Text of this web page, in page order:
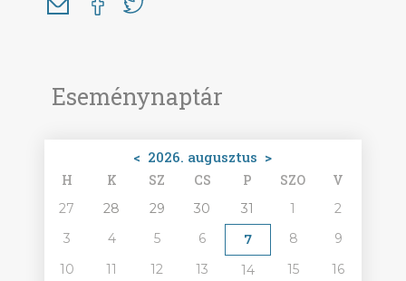
Eseménynaptár
< 2026. augusztus >
H K SZ CS P SZO V
27 28 29 30 31 1
2
3
4 5 6 7 8
9
10
11 12 13 14 15
16